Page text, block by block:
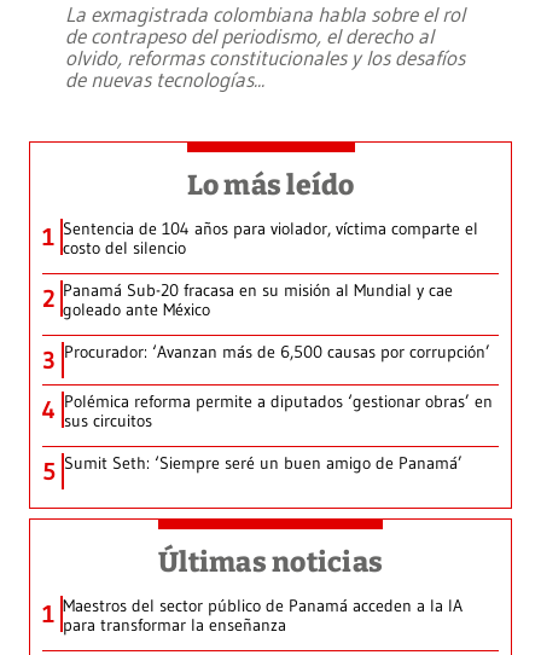
La exmagistrada colombiana habla sobre el rol
de contrapeso del periodismo, el derecho al
olvido, reformas constitucionales y los desafíos
de nuevas tecnologías...
Lo más leído
1 Sentencia de 104 años para violador, víctima comparte el
costo del silencio
2 Panamá Sub-20 fracasa en su misión al Mundial y cae
goleado ante México
3 Procurador: ‘Avanzan más de 6,500 causas por corrupción’
4 Polémica reforma permite a diputados ‘gestionar obras’ en
sus circuitos
5 Sumit Seth: ‘Siempre seré un buen amigo de Panamá’
Últimas noticias
1 Maestros del sector público de Panamá acceden a la IA
para transformar la enseñanza